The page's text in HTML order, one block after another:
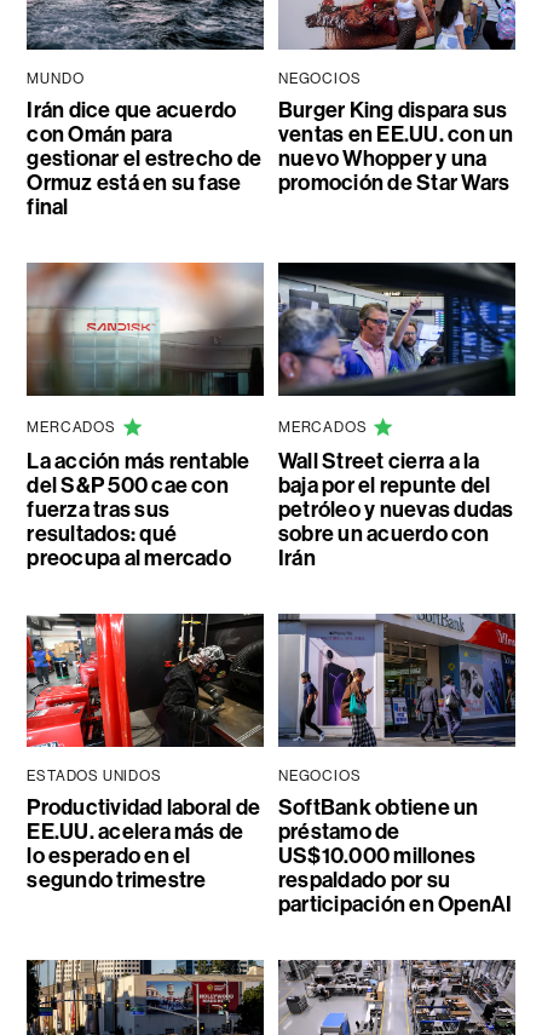
MUNDO
Irán dice que acuerdo
con Omán para
gestionar el estrecho de
Ormuz está en su fase
final
NEGOCIOS
Burger King dispara sus
ventas en EE.UU. con un
nuevo Whopper y una
promoción de Star Wars
MERCADOS
La acción más rentable
del S&P 500 cae con
fuerza tras sus
resultados: qué
preocupa al mercado
MERCADOS
Wall Street cierra a la
baja por el repunte del
petróleo y nuevas dudas
sobre un acuerdo con
Irán
ESTADOS UNIDOS
Productividad laboral de
EE.UU. acelera más de
lo esperado en el
segundo trimestre
NEGOCIOS
SoftBank obtiene un
préstamo de
US$10.000 millones
respaldado por su
participación en OpenAI